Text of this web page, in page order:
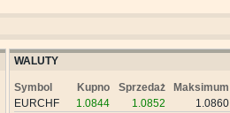
WALUTY
Symbol Kupno Sprzedaż Maksimum
EURCHF
1.0844 1.0852 1.0860